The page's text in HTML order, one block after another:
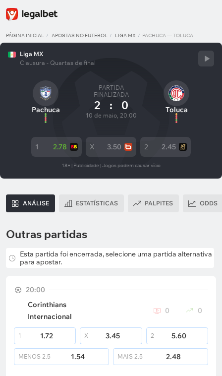
PÁGINA INICIAL APOSTAS NO FUTEBOL LIGA MX PACHUCA — TOLUCA
Liga MX
Clausura - Quartas de final
Pachuca
PARTIDA
FINALIZADA
2 : 0
10 de maio, 20:00
Toluca
1 2.78 X 3.50 2 2.45
18+ | Publicidade | Jogos podem causar vício
ANÁLISE ESTATÍSTICAS PALPITES ODDS
Outras partidas
Esta partida foi encerrada, selecione uma partida alternativa
para apostar.
20:00
Corinthians
Internacional
0 0
1 1.72 X 3.45 2 5.60
MENOS 2.5 1.54 MAIS 2.5 2.48